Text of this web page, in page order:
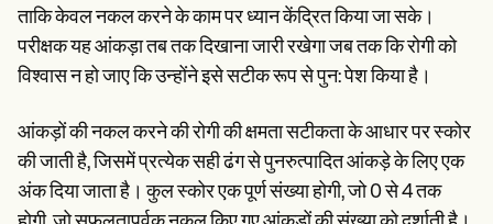
ताकि केवल नकल करने के काम पर ध्यान केंद्रित किया जा सके।
परीक्षक यह आंकड़ा तब तक दिखाना जारी रखेगा जब तक कि रोगी को
विश्वास न हो जाए कि उन्होंने इसे सटीक रूप से पुन: पेश किया है।
आंकड़ों की नकल करने की रोगी की क्षमता सटीकता के आधार पर स्कोर
की जाती है, जिसमें प्रत्येक सही ढंग से पुनरुत्पादित आंकड़े के लिए एक
अंक दिया जाता है। कुल स्कोर एक पूर्ण संख्या होगी, जो 0 से 4 तक